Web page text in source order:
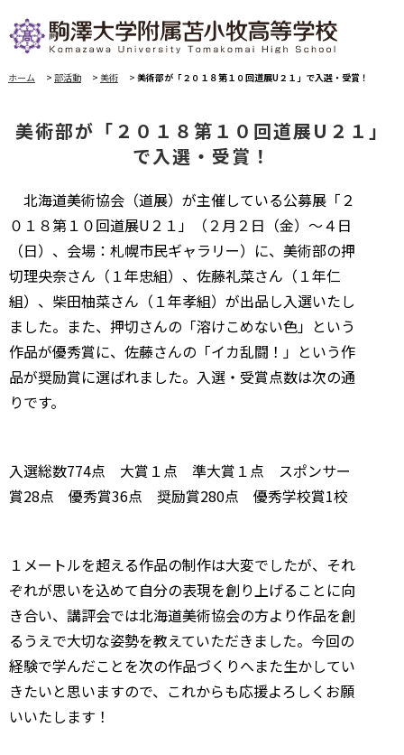
ホーム > 部活動 > 美術 > 美術部が「２０１８第１０回道展U２１」で入選・受賞！
美術部が「２０１８第１０回道展U２１」
で入選・受賞！
北海道美術協会（道展）が主催している公募展「２
０１８第１０回道展U２１」（２月２日（金）～４日
（日）、会場：札幌市民ギャラリー）に、美術部の押
切理央奈さん（１年忠組）、佐藤礼菜さん（１年仁
組）、柴田柚菜さん（１年孝組）が出品し入選いたし
ました。また、押切さんの「溶けこめない色」という
作品が優秀賞に、佐藤さんの「イカ乱闘！」という作
品が奨励賞に選ばれました。入選・受賞点数は次の通
りです。
入選総数774点 大賞１点 準大賞１点 スポンサー
賞28点 優秀賞36点 奨励賞280点 優秀学校賞1校
１メートルを超える作品の制作は大変でしたが、それ
ぞれが思いを込めて自分の表現を創り上げることに向
き合い、講評会では北海道美術協会の方より作品を創
るうえで大切な姿勢を教えていただきました。今回の
経験で学んだことを次の作品づくりへまた生かしてい
きたいと思いますので、これからも応援よろしくお願
いいたします！